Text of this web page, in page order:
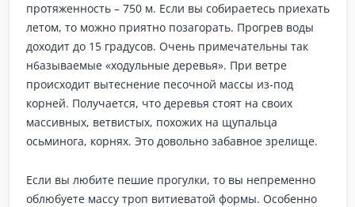
протяженность – 750 м. Если вы собираетесь приехать
летом, то можно приятно позагорать. Прогрев воды
доходит до 15 градусов. Очень примечательны так
н6азываемые «ходульные деревья». При ветре
происходит вытеснение песочной массы из-под
корней. Получается, что деревья стоят на своих
массивных, ветвистых, похожих на щупальца
осьминога, корнях. Это довольно забавное зрелище.
Если вы любите пешие прогулки, то вы непременно
облюбуете массу троп витиеватой формы. Особенно